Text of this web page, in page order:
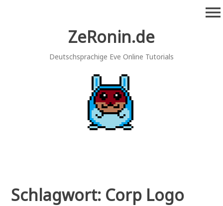
ZeRonin.de
Deutschsprachige Eve Online Tutorials
menu
Schlagwort: Corp Logo